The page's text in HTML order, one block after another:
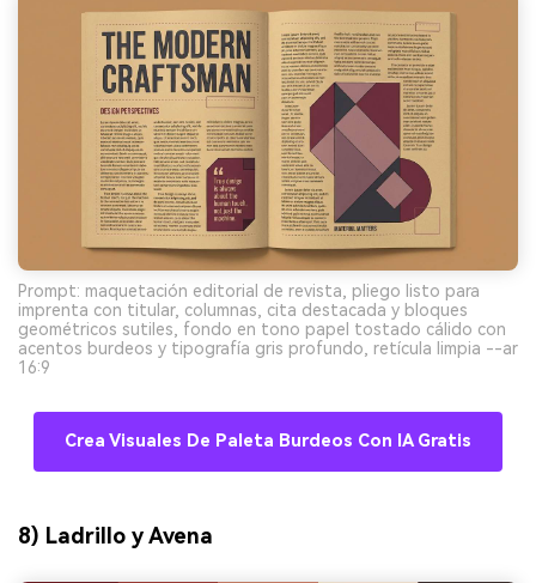
Prompt: maquetación editorial de revista, pliego listo para
imprenta con titular, columnas, cita destacada y bloques
geométricos sutiles, fondo en tono papel tostado cálido con
acentos burdeos y tipografía gris profundo, retícula limpia --ar
16:9
Crea Visuales De Paleta Burdeos Con IA Gratis
8) Ladrillo y Avena